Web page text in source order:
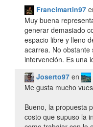
Francimartin97
Muy buena
generar demasiado
espacio libre y lleno
acarrea. No
intervención. Es una
Joserto97 en
Me gusta mucho
Bueno, la propuesta
costo que supuso la